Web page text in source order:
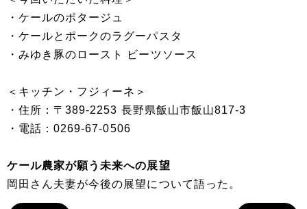
・ケールのポタージュ
・ケールとポークのラグーパスタ
・みゆき豚のロースト ビーツソース
＜キッチン・フジィーネ＞
・住所：〒389-2253 長野県飯山市飯山817-3
・電話：0269-67-0506
ケール農家が願う未来への展望
岡田さん夫妻が今後の展望について語った。